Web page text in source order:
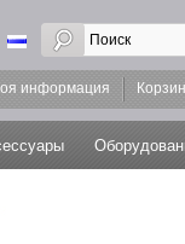
информация